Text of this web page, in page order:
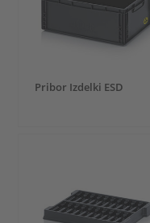
Pribor Izdelki ESD